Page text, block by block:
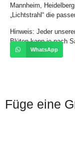
Mannheim,
„Lichtstrahl“ die
Hinweis: Jeder
Blüten kann je nach
WhatsApp
Füge eine